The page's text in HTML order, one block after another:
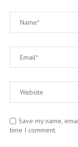
Save my name,
time I comment.